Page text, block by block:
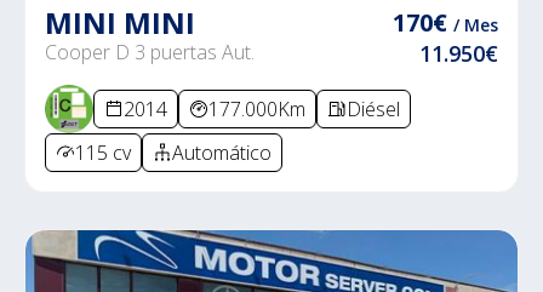
MINI MINI
Cooper D 3 puertas Aut.
170€ / Mes
11.950€
2014 177.000Km
Diésel
115 cv
Automático